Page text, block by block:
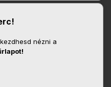
nézni a